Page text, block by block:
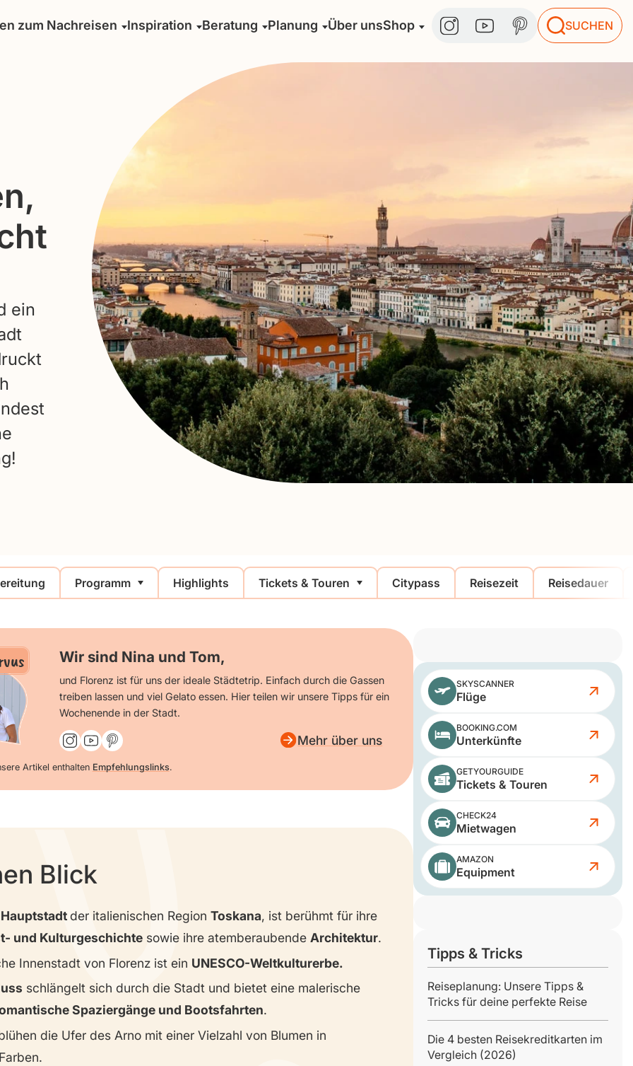
zum Nachreisen Inspiration Beratung Planung Über unsShop SUCHEN
ein
Programm Highlights Tickets & Touren Citypass Reisezeit Reisedauer
Wir sind Nina und Tom,
und Florenz ist für uns der ideale Städtetrip. Einfach durch die Gassen
treiben lassen und viel Gelato essen. Hier teilen wir unsere Tipps für ein
Wochenende in der Stadt.
Mehr über uns
Artikel enthalten Empfehlungslinks.
Blick
Hauptstadtder italienischen Region Toskana, ist berühmt für ihre
und Kulturgeschichtesowie ihre atemberaubende Architektur.
Innenstadt von Florenz ist ein UNESCO-Weltkulturerbe.
schlängelt sich durch die Stadt und bietet eine malerische
Spaziergänge und Bootsfahrten.
die Ufer des Arno mit einer Vielzahl von Blumen in
SKYSCANNER
Flüge
BOOKING.COM
Unterkünfte
GETYOURGUIDE
Tickets & Touren
CHECK24
Mietwagen
AMAZON
Equipment
Tipps & Tricks
Reiseplanung: Unsere Tipps &
Tricks für deine perfekte Reise
Die 4 besten Reisekreditkarten im
Vergleich (2026)